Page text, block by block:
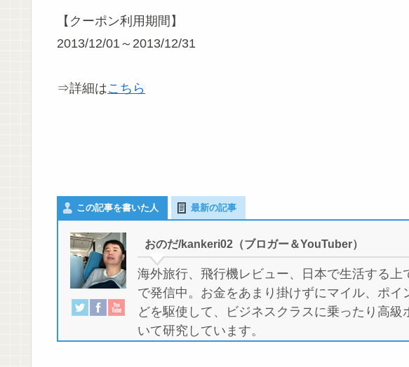
【クーポン利用期間】
2013/12/01～2013/12/31
⇒詳細はこちら
この記事を書いた人 最新の記事
おのだ/kankeri02（ブロガー＆YouTuber）
海外旅行、飛行機レビュー、日本で生活する上
で発信中。お金をあまり掛けずにマイル、ポ
どを駆使して、ビジネスクラスに乗ったり高
いて研究しています。